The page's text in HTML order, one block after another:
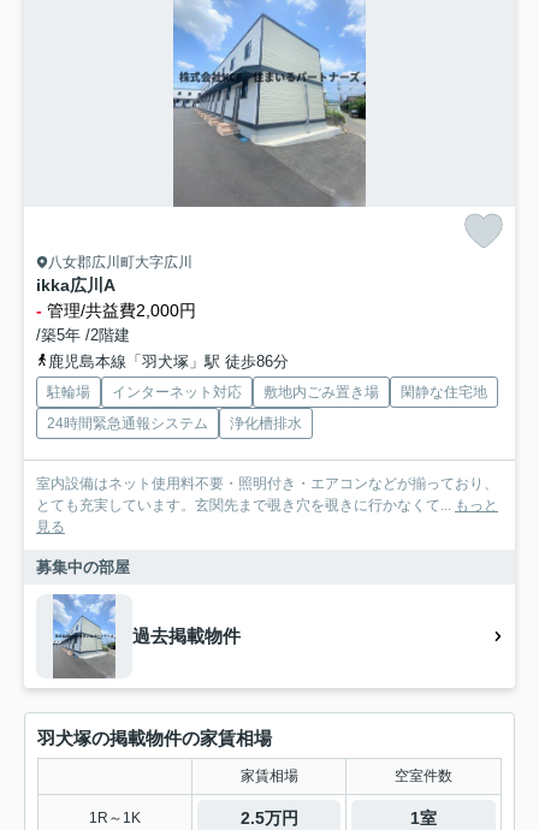
八女郡広川町大字広川
ikka広川A
- 管理/共益費2,000円
/築5年 /2階建
鹿児島本線「羽犬塚」駅 徒歩86分
駐輪場 インターネット対応 敷地内ごみ置き場
閑静な住宅地
24時間緊急通報システム
浄化槽排水
室内設備はネット使用料不要・照明付き・エアコンなどが揃っており、
とても充実しています。玄関先まで覗き穴を覗きに行かなくて... もっと
見る
募集中の部屋
過去掲載物件
羽犬塚の掲載物件の家賃相場
家賃相場 空室件数
1R～1K 2.5万円 1室